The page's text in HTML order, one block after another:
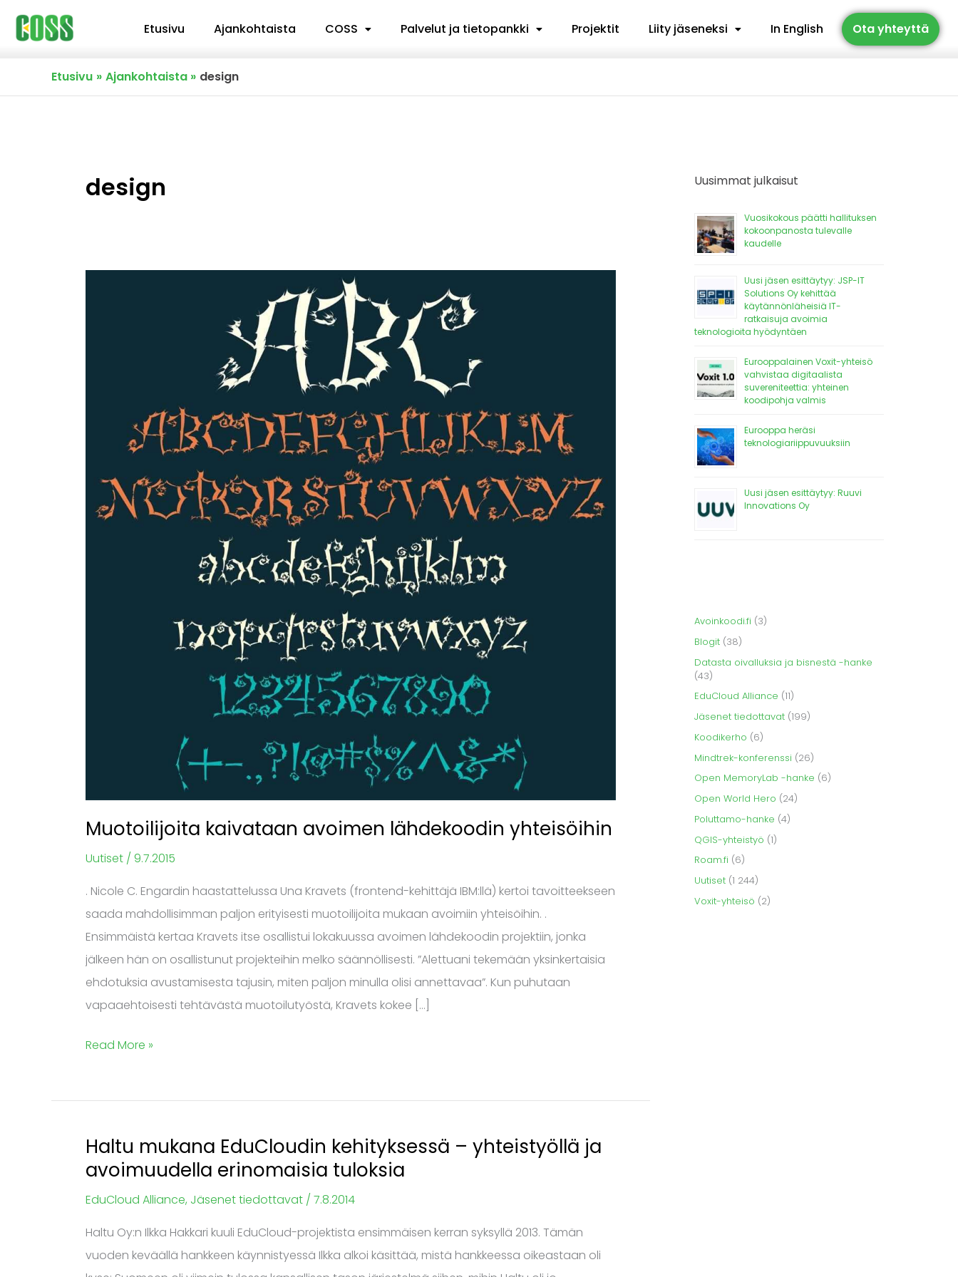
Siirry
sisältöön
Etusivu Ajankohtaista COSS Palvelut ja tietopankki Projektit Liity jäseneksi In English Ota yhteyttä
Etusivu Ajankohtaista design
design
Muotoilijoita kaivataan avoimen lähdekoodin yhteisöihin
Uutiset / 9.7.2015
. Nicole C. Engardin haastattelussa Una Kravets (frontend-kehittäjä IBM:llä) kertoi tavoitteekseen
saada mahdollisimman paljon erityisesti muotoilijoita mukaan avoimiin yhteisöihin. .
Ensimmäistä kertaa Kravets itse osallistui lokakuussa avoimen lähdekoodin projektiin, jonka
jälkeen hän on osallistunut projekteihin melko säännöllisesti. ”Alettuani tekemään yksinkertaisia
ehdotuksia avustamisesta tajusin, miten paljon minulla olisi annettavaa”. Kun puhutaan
vapaaehtoisesti tehtävästä muotoilutyöstä, Kravets kokee […]
Read More »
Haltu mukana EduCloudin kehityksessä – yhteistyöllä ja
avoimuudella erinomaisia tuloksia
EduCloud Alliance, Jäsenet tiedottavat / 7.8.2014
Haltu Oy:n Ilkka Hakkari kuuli EduCloud-projektista ensimmäisen kerran syksyllä 2013. Tämän
vuoden keväällä hankkeen käynnistyessä Ilkka alkoi käsittää, mistä hankkeessa oikeastaan oli
Haltu
mukana
EduCloudin
–
yhteistyöllä
Uusimmat julkaisut
Vuosikokous päätti hallituksen
kokoonpanosta tulevalle
kaudelle
Uusi jäsen esittäytyy: JSP-IT
Solutions Oy kehittää
käytännönläheisiä IT-
ratkaisuja avoimia
teknologioita hyödyntäen
Eurooppalainen Voxit-yhteisö
vahvistaa digitaalista
suvereniteettia: yhteinen
koodipohja valmis
Eurooppa heräsi
teknologiariippuvuuksiin
Uusi jäsen esittäytyy: Ruuvi
Innovations Oy
Avoinkoodi.fi (3)
Blogit (38)
Datasta oivalluksia ja bisnestä -hanke
(43)
EduCloud Alliance (11)
Jäsenet tiedottavat (199)
Koodikerho (6)
Mindtrek-konferenssi (26)
Open MemoryLab -hanke (6)
Open World Hero (24)
Poluttamo-hanke (4)
QGIS-yhteistyö (1)
Roam.fi (6)
Uutiset (1 244)
Voxit-yhteisö (2)